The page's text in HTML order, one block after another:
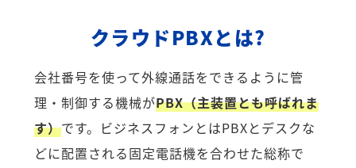
クラウドPBXとは?
会社番号を使って外線通話をできるように管
理・制御する機械がPBX（主装置とも呼ばれま
す）です。ビジネスフォンとはPBXとデスクな
どに配置される固定電話機を合わせた総称で